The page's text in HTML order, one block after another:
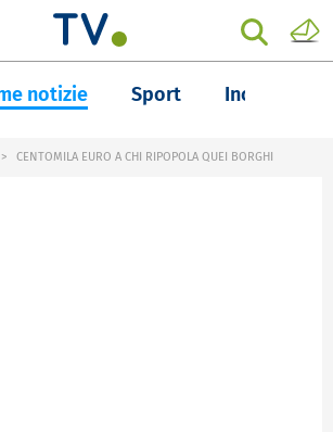
notizie Sport Inchieste
CENTOMILA EURO A CHI RIPOPOLA QUEI BORGHI